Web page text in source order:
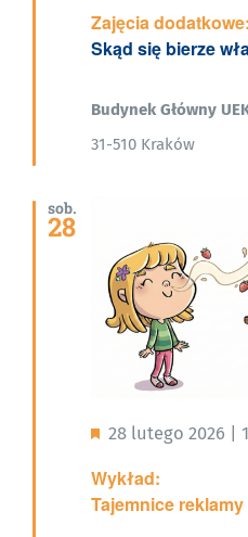
Zajęcia dodatkowe:
Skąd się bierze
Budynek Główny
31-510 Kraków
sob.
28
Wykład:
Tajemnice
Wyróżnione
28 lutego 2026 |